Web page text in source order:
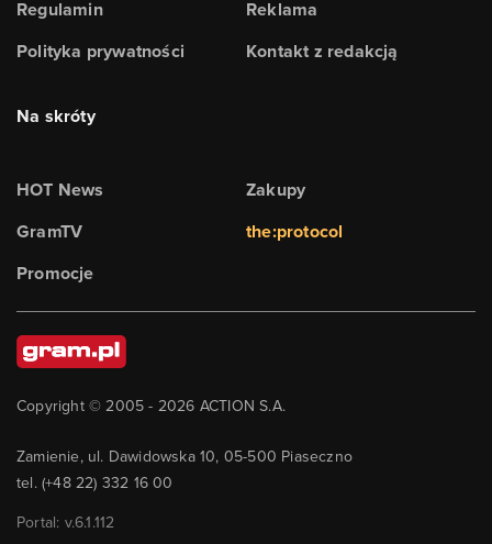
Regulamin
Polityka prywatności
Reklama
Kontakt z redakcją
Na skróty
HOT News
GramTV
Promocje
Zakupy
the:protocol
Copyright © 2005 - 2026 ACTION S.A.
Zamienie, ul. Dawidowska 10, 05-500 Piaseczno
tel. (+48 22) 332 16 00
Portal: v.6.1.112